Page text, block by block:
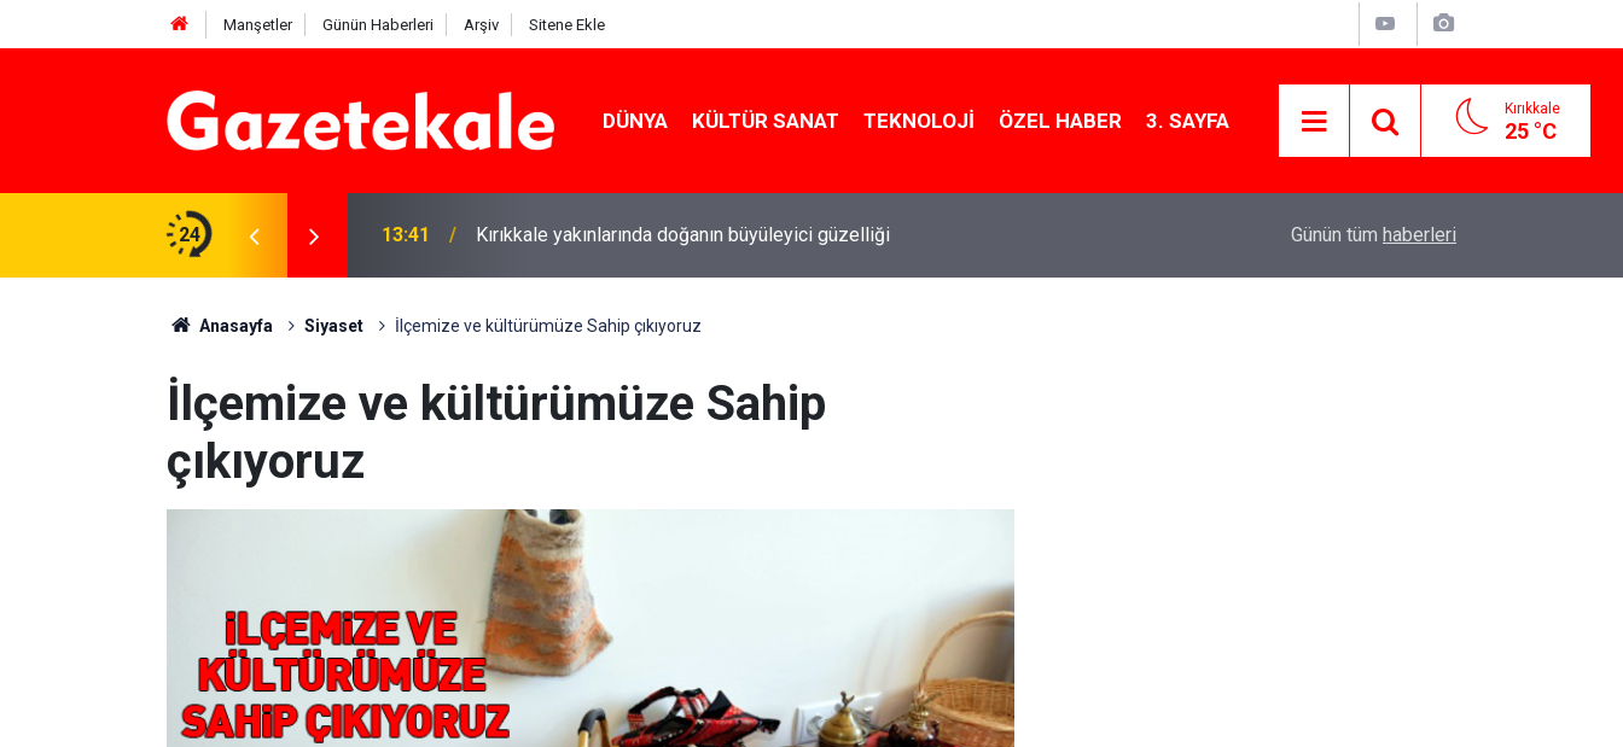
Manşetler Günün Haberleri Arşiv Sitene Ekle
DÜNYA KÜLTÜR SANAT TEKNOLOJI ÖZEL HABER 3. SAYFA Kırıkkale
25 °C
24
Çavdar başkan seçildi 13:41 Kırıkkale yakınlarında doğanın büyüleyici güzelliği Kırıkkale Çalılıöz Mahallesi'nde altyapı
Günün tüm haberleri
Anasayfa Siyaset İlçemize ve kültürümüze Sahip çıkıyoruz
İlçemize ve kültürümüze Sahip
çıkıyoruz